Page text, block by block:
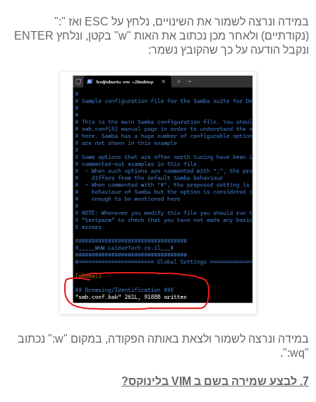
במידה ונרצה לשמור את השינויים, נלחץ על ESC ואז ":"
(נקודתיים) ולאחר מכן נכתוב את האות "w" בקטן, ונלחץ ENTER
ונקבל הודעה על כך שהקובץ נשמר:
במידה ונרצה לשמור ולצאת באותה הפקודה, במקום "w:" נכתוב
"wq:".
7. לבצע שמירה בשם ב VIM בלינוקס?